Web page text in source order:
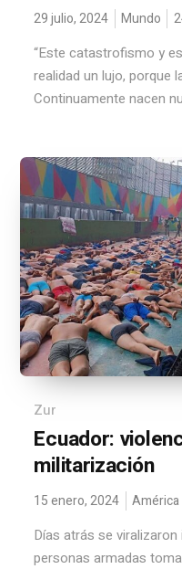
29 julio, 2024 Mundo
“Este catastrofismo y
realidad un lujo, porque
Continuamente nacen
Zur
Ecuador:
militarización
15 enero, 2024
Días atrás se
personas armadas